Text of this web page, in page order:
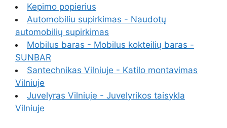
Kepimo popierius
Automobiliu supirkimas - Naudotų
automobilių supirkimas
Mobilus baras - Mobilus kokteilių baras -
SUNBAR
Santechnikas Vilniuje - Katilo montavimas
Vilniuje
Juvelyras Vilniuje - Juvelyrikos taisykla
Vilniuje